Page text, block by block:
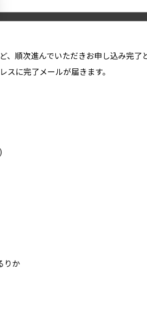
、 順次進んでいただきお申し込み完了
スに完了メールが届きます。
りか